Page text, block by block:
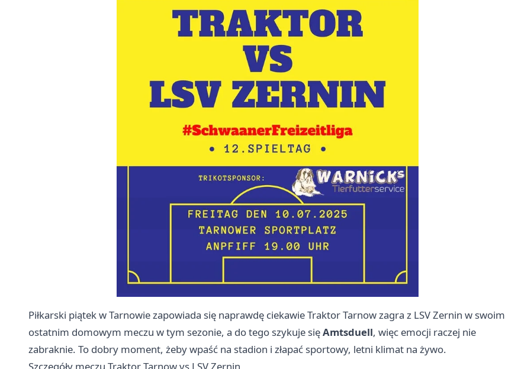
Piłkarski piątek w Tarnowie zapowiada się naprawdę ciekawie Traktor Tarnow zagra z LSV Zernin w swoim
ostatnim domowym meczu w tym sezonie, a do tego szykuje sięAmtsduell, więc emocji raczej nie
zabraknie. To dobry moment, żeby wpaść na stadion i złapać sportowy, letni klimat na żywo.